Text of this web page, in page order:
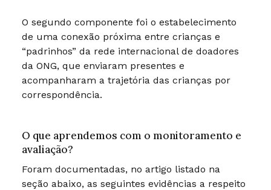
O segundo componente foi o estabelecimento
de uma conexão próxima entre crianças e
“padrinhos” da rede internacional de doadores
da ONG, que enviaram presentes e
acompanharam a trajetória das crianças por
correspondência.
O que aprendemos com o monitoramento e
avaliação?
Foram documentadas, no artigo listado na
seção abaixo, as seguintes evidências a respeito